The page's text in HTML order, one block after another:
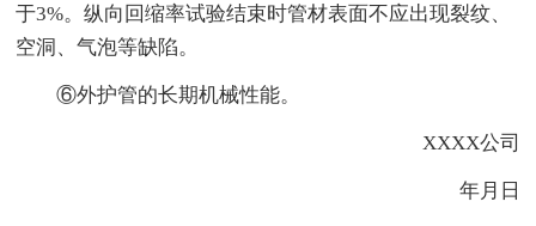
于3%。纵向回缩率试验结束时管材表面不应出现裂纹、
空洞、气泡等缺陷。
⑥外护管的长期机械性能。
XXXX公司
年月日